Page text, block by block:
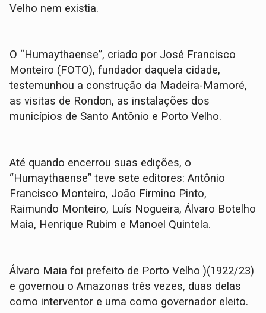
Velho nem existia.
O “Humaythaense”, criado por José Francisco
Monteiro (FOTO), fundador daquela cidade,
testemunhou a construção da Madeira-Mamoré,
as visitas de Rondon, as instalações dos
municípios de Santo Antônio e Porto Velho.
Até quando encerrou suas edições, o
“Humaythaense” teve sete editores: Antônio
Francisco Monteiro, João Firmino Pinto,
Raimundo Monteiro, Luís Nogueira, Álvaro Botelho
Maia, Henrique Rubim e Manoel Quintela.
Álvaro Maia foi prefeito de Porto Velho )(1922/23)
e governou o Amazonas três vezes, duas delas
como interventor e uma como governador eleito.